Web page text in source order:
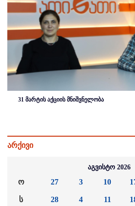
31 მარტის აქციის მნიშვნელობა
არქივი
აგვისტო 2026
ო
ს
27
28
3
4
10
11